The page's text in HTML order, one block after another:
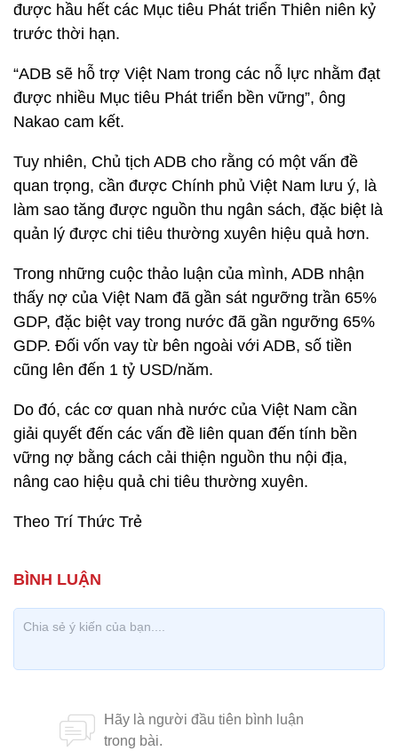
được hầu hết các Mục tiêu Phát triển Thiên niên kỷ
trước thời hạn.
“ADB sẽ hỗ trợ Việt Nam trong các nỗ lực nhằm đạt
được nhiều Mục tiêu Phát triển bền vững”, ông
Nakao cam kết.
Tuy nhiên, Chủ tịch ADB cho rằng có một vấn đề
quan trọng, cần được Chính phủ Việt Nam lưu ý, là
làm sao tăng được nguồn thu ngân sách, đặc biệt là
quản lý được chi tiêu thường xuyên hiệu quả hơn.
Trong những cuộc thảo luận của mình, ADB nhận
thấy nợ của Việt Nam đã gần sát ngưỡng trần 65%
GDP, đặc biệt vay trong nước đã gần ngưỡng 65%
GDP. Đối vốn vay từ bên ngoài với ADB, số tiền
cũng lên đến 1 tỷ USD/năm.
Do đó, các cơ quan nhà nước của Việt Nam cần
giải quyết đến các vấn đề liên quan đến tính bền
vững nợ bằng cách cải thiện nguồn thu nội địa,
nâng cao hiệu quả chi tiêu thường xuyên.
Theo Trí Thức Trẻ